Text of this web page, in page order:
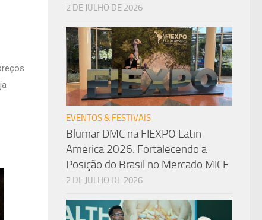
2 DE JULHO DE 2026
EVENTOS & FESTIVAIS
Blumar DMC na FIEXPO Latin
America 2026: Fortalecendo a
Posição do Brasil no Mercado MICE
2 DE JULHO DE 2026